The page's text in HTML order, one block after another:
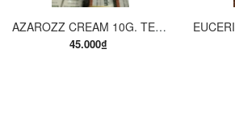
AZAROZZ CREAM 10G. TERBINAFINE 1%. THUỐC TRỊ NẤM DA CHÂN, NẤM DA ĐÙI, NẤM DA THÂN, LANG BEN...
45.000₫